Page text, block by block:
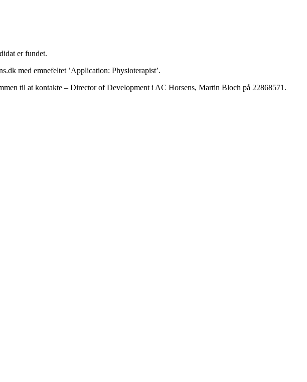
er fundet.
med emnefeltet ’Application: Physioterapist’.
til at kontakte – Director of Develop­ment i AC Horsens, Martin Bloch på 22868571.